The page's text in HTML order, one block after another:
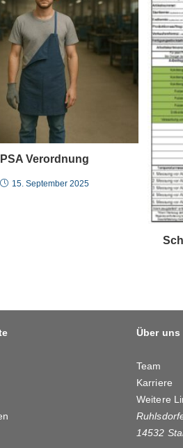
PSA Verordnung
15. September 2025
Über uns
Team
Karriere
Weitere
14532